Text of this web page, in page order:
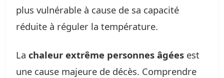
plus vulnérable à cause de sa capacité
réduite à réguler la température.
La chaleur extrême personnes âgées est
une cause majeure de décès. Comprendre